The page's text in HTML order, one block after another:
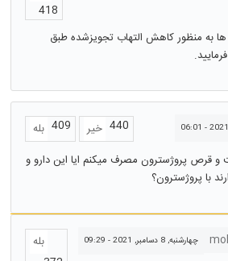
418
ها به منظور کاهش التهاب تجویزشده طبق
بله 409 خیر 440
و قرص پروژسترون مصرف میکنم ایا این دارو و
با پروژسترون؟
چهارشنبه, 8 دسامبر, 2021 - 09:29
بله